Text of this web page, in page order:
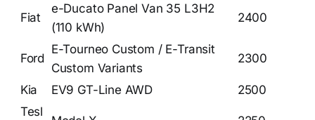
Fiat
e-Ducato Panel Van 35 L3H2
(110 kWh)
2400
Ford
E-Tourneo Custom / E-Transit
Custom Variants
2300
Kia EV9 GT-Line AWD
2500
Tesl